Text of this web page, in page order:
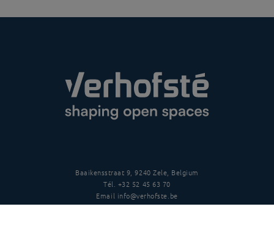
Baaikensstraat 9, 9240 Zele, Belgium
Tél. +32 52 45 63 70
Email info@verhofste.be
TVABE0439 215 109